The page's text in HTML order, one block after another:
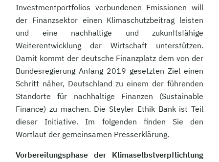
Investmentportfolios verbundenen Emissionen will
der Finanzsektor einen Klimaschutzbeitrag leisten
und eine nachhaltige und zukunftsfähige
Weiterentwicklung der Wirtschaft unterstützen.
Damit kommt der deutsche Finanzplatz dem von der
Bundesregierung Anfang 2019 gesetzten Ziel einen
Schritt näher, Deutschland zu einem der führenden
Standorte für nachhaltige Finanzen (Sustainable
Finance) zu machen. Die Steyler Ethik Bank ist Teil
dieser Initiative. Im folgenden finden Sie den
Wortlaut der gemeinsamen Presserklärung.
Vorbereitungsphase der Klimaselbstverpflichtung